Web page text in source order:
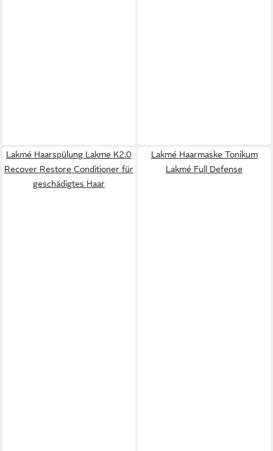
Lakmé Haarspülung Lakme K2.0
Recover Restore Conditioner für
geschädigtes Haar
Lakmé Haarmaske Tonikum
Lakmé Full Defense